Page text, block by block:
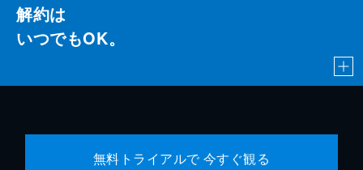
解約は
いつでもOK。
無料トライアルで 今すぐ観る